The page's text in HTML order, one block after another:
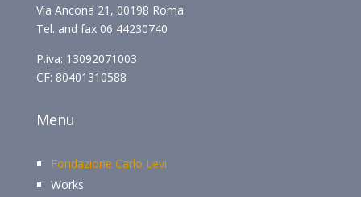
Via Ancona 21, 00198 Roma
Tel. and fax 06 44230740
P.iva: 13092071003
CF: 80401310588
Menu
Fondazione Carlo Levi
Works